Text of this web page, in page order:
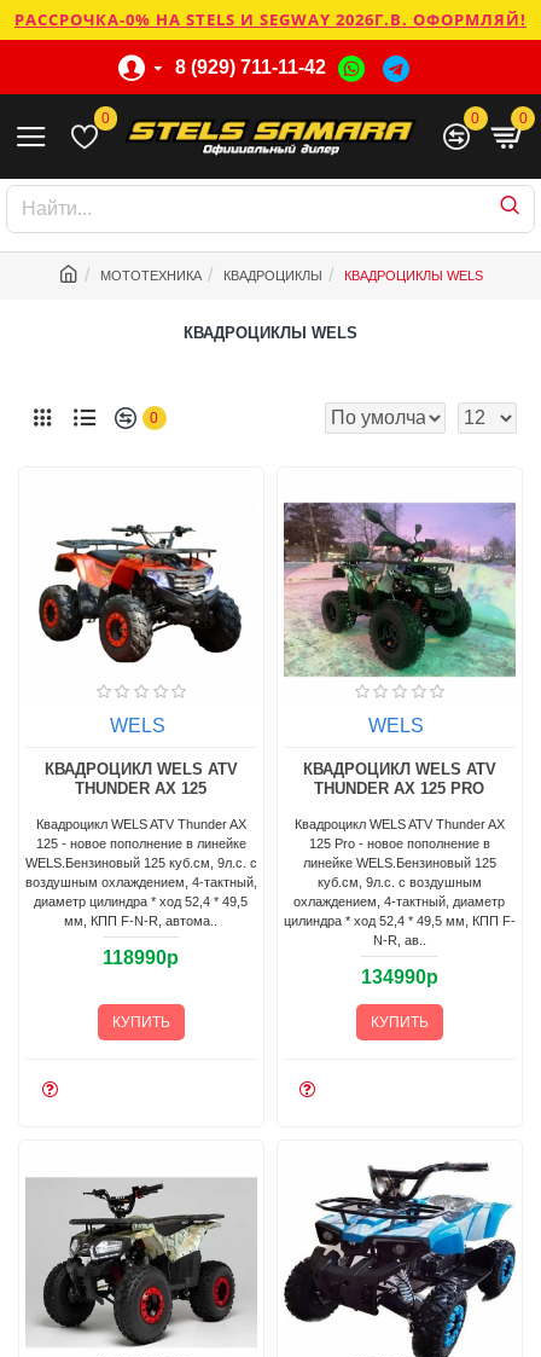
РАССРОЧКА-0% НА STELS И SEGWAY 2026Г.В. ОФОРМЛЯЙ!
8 (929) 711-11-42
0 0 0
МОТОТЕХНИКА КВАДРОЦИКЛЫ КВАДРОЦИКЛЫ WELS
КВАДРОЦИКЛЫ WELS
0
WELS
КВАДРОЦИКЛ WELS ATV
THUNDER AX 125
Квадроцикл WELS ATV Thunder AX
125 - новое пополнение в линейке
WELS.Бензиновый 125 куб.см, 9л.с. с
воздушным охлаждением, 4-тактный,
диаметр цилиндра * ход 52,4 * 49,5
мм, КПП F-N-R, автома..
118990р
КУПИТЬ
WELS
КВАДРОЦИКЛ WELS ATV
THUNDER AX 125 PRO
Квадроцикл WELS ATV Thunder AX
125 Pro - новое пополнение в
линейке WELS.Бензиновый 125
куб.см, 9л.с. с воздушным
охлаждением, 4-тактный, диаметр
цилиндра * ход 52,4 * 49,5 мм, КПП F-
N-R, ав..
134990р
КУПИТЬ